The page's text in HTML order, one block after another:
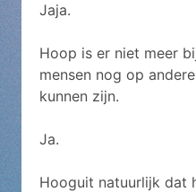
Jaja.
Hoop is er niet meer
mensen nog op
kunnen zijn.
Ja.
Hooguit natuurlijk dat